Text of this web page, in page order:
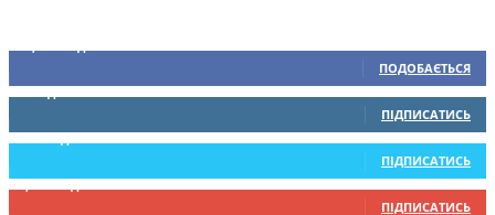
ПОДОБАЄТЬСЯ
0 Підписників
ПІДПИСАТИСЬ
234 Підписників
ПІДПИСАТИСЬ
9,370 Підписників
ПІДПИСАТИСЬ